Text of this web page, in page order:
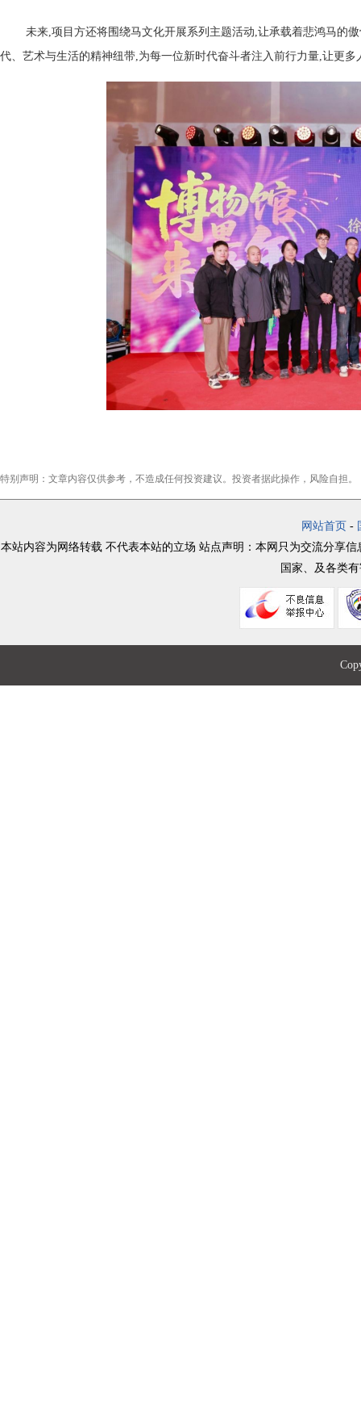
未来,项目方还将围绕马文化开展系列主题活动,让承载着悲鸿马的
代、艺术与生活的精神纽带,为每一位新时代奋斗者注入前行力量,让更
特别声明：文章内容仅供参考，不造成任何投资建议。投资者据此操作，风险自担。
网站首页 -
本站内容为网络转载 不代表本站的立场 站点声明：本网只为交流分享
国家、及各类